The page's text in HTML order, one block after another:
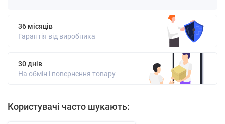
36 місяців
Гарантія від виробника
30 днів
На обмін і повернення товару
Користувачі часто шукають: